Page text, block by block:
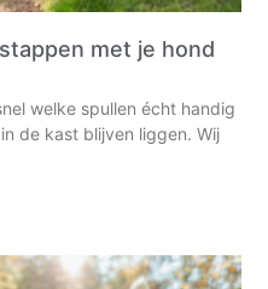
met je hond
welke spullen écht handig
de kast blijven liggen. Wij